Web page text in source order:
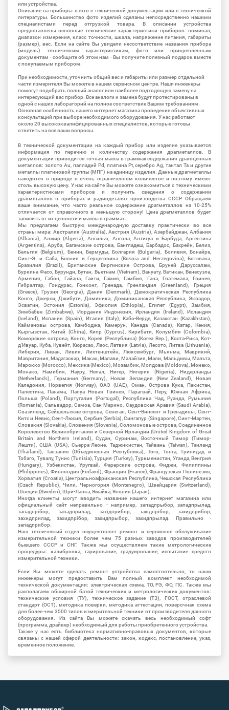
или устройства.
Описание на приборы взято с технической документации или с технической
литературы. Большинство фото изделий сделаны непосредственно нашими
специалистами перед отгрузкой товара. В описании устройства
предоставлены основные технические характеристики приборов: номинал,
диапазон измерения, класс точности, шкала, напряжение питания, габариты
(размер), вес. Если на сайте Вы увидели несоответствие названия прибора
(модель) техническим характеристикам, фото или прикрепленным
документам - сообщите об этом нам - Вы получите полезный подарок вместе
с покупаемым прибором.
При необходимости, уточнить общий вес и габариты или размер отдельной
части измерителя Вы можете в нашем сервисном центре. Наши инженеры
помогут подобрать полный аналог или наиболее подходящую замену на
интересующий вас прибор. Все аналоги и замена будут протестированы в
одной с наших лабораторий на полное соответствие Вашим требованиям.
Основная особенность нашего интернет магазина проведение объективных
консультаций при выборе необходимого оборудования. У нас работают
около 20 высококвалифицированных специалистов, которые готовы
ответить на все ваши вопросы.
В технической документации на каждый прибор или изделие указывается
информация по перечню и количеству содержания драгметаллов. В
документации приводится точная масса в граммах содержания драгоценных
металлов: золото Au, палладий Pd, платина Pt, серебро Ag, тантал Ta и другие
металлы платиновой группы (МПГ) на единицу изделия. Данные драгметаллы
находятся в природе в очень ограниченном количестве и поэтому имеют
столь высокую цену. У нас на сайте Вы можете ознакомиться с техническими
характеристиками приборов и получить сведения о содержании
драгметаллов в приборах и радиодеталях производства СССР. Обращаем
ваше внимание, что часто реальное содержание драгметаллов на 10-25%
отличается от справочного в меньшую сторону! Цена драгметаллов будет
зависить от их ценности и массы в граммах.
Мы предлагаем быструю международную доставку практически во все
страны мира: Австралия (Australia), Австрия (Austria), Азербайджан, Албания
(Albania), Алжир (Algeria), Ангилья, Ангола, Антигуа и Барбуда, Аргентина
(Argentina), Аруба, Багамские острова, Бангладеш, Барбадос, Бахрейн, Белиз,
Бельгия (Belgium), Бенин, Бермуды, Болгария (Bulgaria), Боливия, Бонайре,
Синт-Э. и Саба, Босния и Герцеговина (Bosnia and Herzegovina), Ботсвана,
Бразилия (Brazil), Британские Виргинские Острова, Бруней Даруссалам,
Буркина Фасо, Бурунди, Бутан, Вьетнам (Vietnam), Вануату, Ватикан, Венесуэла,
Армения, Габон, Гайана, Гаити, Гамия, Гамбия, Гана, Гватемала, Гвинея,
Гибралтар, Гондурас, Гонконг, Гренада, Гренландия (Greenland), Греция
(Greece), Грузия (Georgia), Дания (Denmark), Демократическая Республика
Конго, Джерси, Джибути, Доминика, Доминиканская Республика, Эквадор,
Эсватин, Эстония (Estonia), Эфиопия (Ethiopia), Египет (Egypt), Замбия,
Зимбабве (Zimbabwe), Иордания Индонезия, Ирландия (Ireland), Исландия
(Iceland), Испания (Spain), Италия (Italy), Кабо-Верде, Казахстан (Kazakhstan),
Каймановы острова, Камбоджа, Камерун, Канада (Canada), Катар, Кения,
Кыргызстан, Китай (China), Кипр (Cyprus), Кирибати, Колумбия (Colombia),
Коморские острова, Конго, Корея (Республика) (Korea Rep.), Коста-Рика, Кот-
д'Ивуар, Куба, Кувейт, Кюрасао, Лаос, Латвия (Latvia), Лесото, Литва (Lithuania),
Либерия, Ливан, Ливия, Лихтенштейн, Люксембург, Мьянма, Маврикий,
Мавритания, Мадагаскар, Макао, Малави, Малайзия, Мали, Мальдивы, Мальта,
Марокко (Morocco), Мексика (Mexico), Мозамбик, Молдова (Moldova), Монако,
Монако, Намибия, Науру, Непал, Нигер, Нигерия (Nigeria), Нидерланды
(Netherlands), Германия (Germany), Новая Зеландия (New Zealand), Новая
Каледония, Норвегия (Norway), ОАЭ (UAE), Оман, Острова Кука, Пакистан,
Палестина, Панама, Папуа Новая Гвинея, Парагвай, Перу, Южная Африка,
Польша (Poland), Португалия (Portugal), Республика Чад, Руанда, Румыния
(Romania), Сальвадор, Самоа, Сан-Марино, Саудовская Аравия (Saudi Arabia),
Свазиленд, Сейшельские острова, Сенегал, Сент-Винсент и Гренадины, Сент-
Китс и Невис, Сент-Люсия, Сербия (Serbia), Сингапур (Singapore), Синт-Мартен,
Словакия (Slovakia), Словения (Slovenia), Соломоновые острова, Соединенное
Королевство Великобритании и Северной Ирландии (United Kingdom of Great
Britain and Northern Ireland), Судан, Суринам, Восточный Тимор (Тимор-
Лешти), США (USA), Сьерра-Леоне, Таджикистан, Тайвань (Taiwan), Таиланд
(Thailand), Танзания (Объединенная Республика), Того, Тонга, Тринидад и
Тобаго, Тувалу, Тунис (Tunisia), Турция (Turkey), Туркменистан, Уганда, Венгрия
(Hungary), Узбекистан, Уругвай, Фарерские острова, Фиджи, Филиппины
(Philippines), Финляндия (Finland), Франция (France), Французская Полинезия,
Хорватия (Croatia), Центральноафриканская Республика, Чешская Республика
(Czech Republic), Чили, Черногория (Montenegro), Швейцария (Switzerland),
Швеция (Sweden), Шри-Ланка, Ямайка, Япония (Japan).
Иногда клиенты могут вводить название нашего интернет магазина или
официальный сайт неправильно - например, западпрыбор, западпрылад,
западпрібор, западприлад, західприбор, західпрібор, захидприбор,
захидприлад, захидпрібор, захидпрыбор, захидпрылад. Правильно -
западприбор.
Наш технический отдел осуществляет ремонт и сервисное обслуживание
измерительной техники более чем 75 разных заводов производителей
бывшего СССР и СНГ. Также мы осуществляем такие метрологические
процедуры: калибровка, тарирование, градуирование, испытание средств
измерительной техники.
Если Вы можете сделать ремонт устройства самостоятельно, то наши
инженеры могут предоставить Вам полный комплект необходимой
технической документации: электрическая схема, ТО, РЭ, ФО, ПС. Также мы
располагаем обширной базой технических и метрологических документов:
технические условия (ТУ), техническое задание (ТЗ), ГОСТ, отраслевой
стандарт (ОСТ), методика поверки, методика аттестации, поверочная схема
для более чем 3500 типов измерительной техники от производителя данного
оборудования. Из сайта Вы можете скачать весь необходимый софт
(программа, драйвер) необходимый для работы приобретенного устройства.
Также у нас есть библиотека нормативно-правовых документов, которые
связаны с нашей сферой деятельности: закон, кодекс, постановление, указ,
временное положение.